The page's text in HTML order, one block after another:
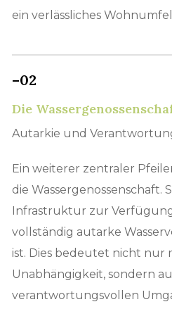
ein verlässliches
–02
Die
Autarkie und
Ein weiterer zentraler
die Wassergenossenschaft.
Infrastruktur zur
vollständig autarke
ist. Dies bedeutet nicht nur
Unabhängigkeit, sondern
verantwortungsvollen